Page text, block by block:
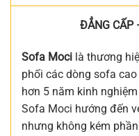
ĐẲNG CẤP
Sofa Moci là thương
phối các dòng sofa
hơn 5 năm kinh
Sofa Moci hướng đến
nhưng không kém